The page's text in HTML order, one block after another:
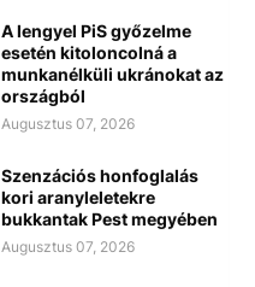
A lengyel PiS győzelme
esetén kitoloncolná a
munkanélküli ukránokat az
országból
Augusztus 07, 2026
Szenzációs honfoglalás
kori aranyleletekre
bukkantak Pest megyében
Augusztus 07, 2026